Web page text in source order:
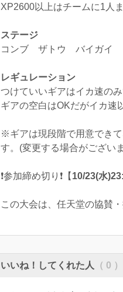
XP2600以上はチームに1人
ステージ
コンブ ザトウ バイガイ
レギュレーション
つけていいギアはイカ速の
ギアの空白はOKだがイカ速
※ギアは現段階で用意でき
す。(変更する場合がござい
❗️参加締め切り❗️【 10/23(水
この大会は、任天堂の協賛
いいね！してくれた人 （ 0 ）